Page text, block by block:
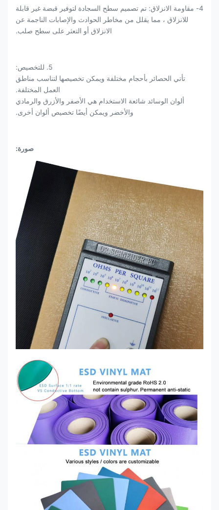
4- مقاومة الانزلاق: تم تصميم سطح السجادة لتوفير قبضة غير قابلة
للانزلاق ، مما يقلل من مخاطر الحوادث والإصابات الناجمة عن
الانزلاق أو التعثر على سطح صلب.
5. للتخصيص:
تأتي الحصائر بأحجام مختلفة ويمكن تخصيصها لتناسب مناطق
العمل المختلفة.
ألوان الوسائد شائعة الاستخدام هي الأصفر والأزرق والرمادي
والأخضر ويمكن أيضًا تخصيص ألوان أخرى.
صورة: